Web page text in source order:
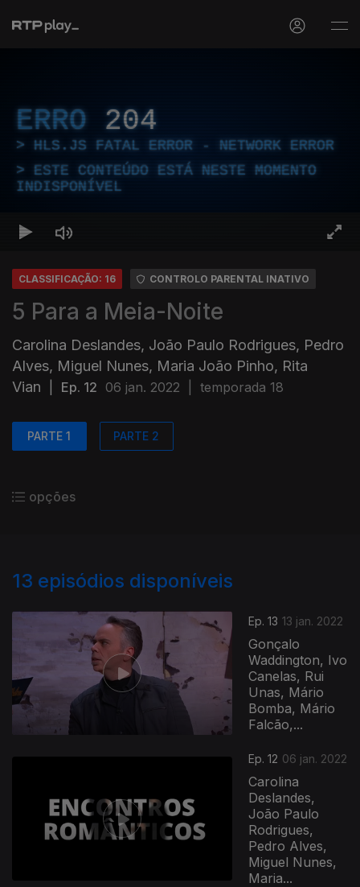
ERRO 204
HLS.JS FATAL ERROR - NETWORK ERROR
ESTE CONTEÚDO ESTÁ NESTE MOMENTO
INDISPONÍVEL
CLASSIFICAÇÃO: 16 CONTROLO PARENTAL INATIVO
5 Para a Meia-Noite
Carolina Deslandes, João Paulo Rodrigues, Pedro
Alves, Miguel Nunes, Maria João Pinho, Rita
Vian
Ep. 12 06 jan. 2022 temporada 18
PARTE 1 PARTE 2
opções
13 episódios disponíveis
Ep. 13 13 jan. 2022
Gonçalo
Waddington, Ivo
Canelas, Rui
Unas, Mário
Bomba, Mário
Falcão,...
Ep. 12 06 jan. 2022
Carolina
Deslandes,
João Paulo
Rodrigues,
Pedro Alves,
Miguel Nunes,
Maria...